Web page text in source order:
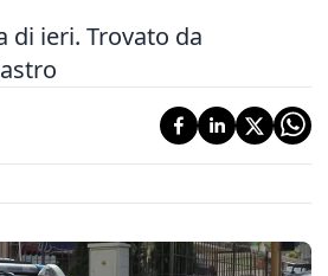
di ieri. Trovato da